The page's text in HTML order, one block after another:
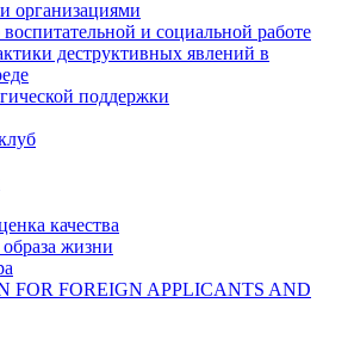
организациями
и социальной работе
деструктивных явлений в
поддержки
качества
жизни
FOR FOREIGN APPLICANTS AND